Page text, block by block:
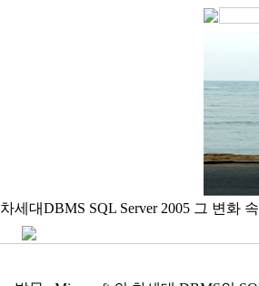
차세대DBMS SQL Server 2005 그 변화